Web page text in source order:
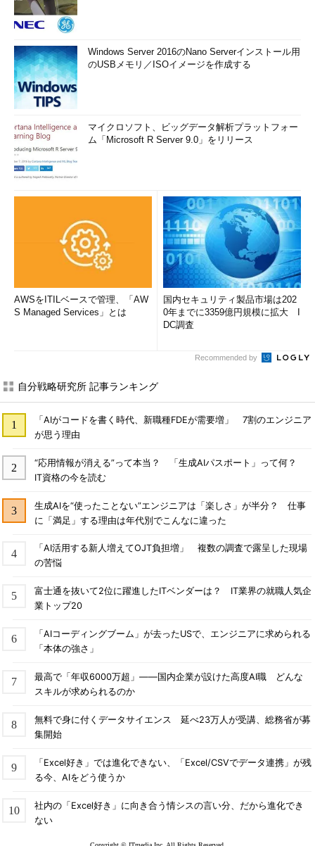
Windows Server 2016のNano Serverインストール用
のUSBメモリ／ISOイメージを作成する
マイクロソフト、ビッグデータ解析プラットフォー
ム「Microsoft R Server 9.0」をリリース
AWSをITILベースで管理、「AW
S Managed Services」とは
国内セキュリティ製品市場は202
0年までに3359億円規模に拡大 I
DC調査
Recommended by
自分戦略研究所 記事ランキング
「AIがコードを書く時代、新職種FDEが需要増」 7割のエンジニア
が思う理由
“応用情報が消える”って本当？ 「生成AIパスポート」って何？
IT資格の今を読む
生成AIを“使ったことない”エンジニアは「楽しさ」が半分？ 仕事
に「満足」する理由は年代別でこんなに違った
「AI活用する新人増えてOJT負担増」 複数の調査で露呈した現場
の苦悩
富士通を抜いて2位に躍進したITベンダーは？ IT業界の就職人気企
業トップ20
「AIコーディングブーム」が去ったUSで、エンジニアに求められる
「本体の強さ」
最高で「年収6000万超」――国内企業が設けた高度AI職 どんな
スキルが求められるのか
無料で身に付くデータサイエンス 延べ23万人が受講、総務省が募
集開始
「Excel好き」では進化できない、「Excel/CSVでデータ連携」が残
る今、AIをどう使うか
社内の「Excel好き」に向き合う情シスの言い分、だから進化でき
ない